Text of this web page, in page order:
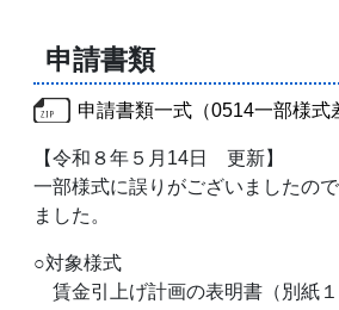
申請書類
申請書類一式（0514一部様式
【令和８年５月14日 更新】
一部様式に誤りがございましたの
ました。
○対象様式
賃金引上げ計画の表明書（別紙１